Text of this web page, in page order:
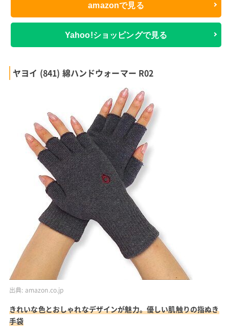
amazonで見る
Yahoo!ショッピングで見る
ヤヨイ (841) 綿ハンドウォーマー R02
出典: amazon.co.jp
きれいな色とおしゃれなデザインが魅力。優しい肌触りの指ぬき
手袋